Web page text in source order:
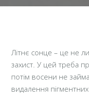
Літнє сонце – це не
захист. У цей треба
потім восени не
видалення